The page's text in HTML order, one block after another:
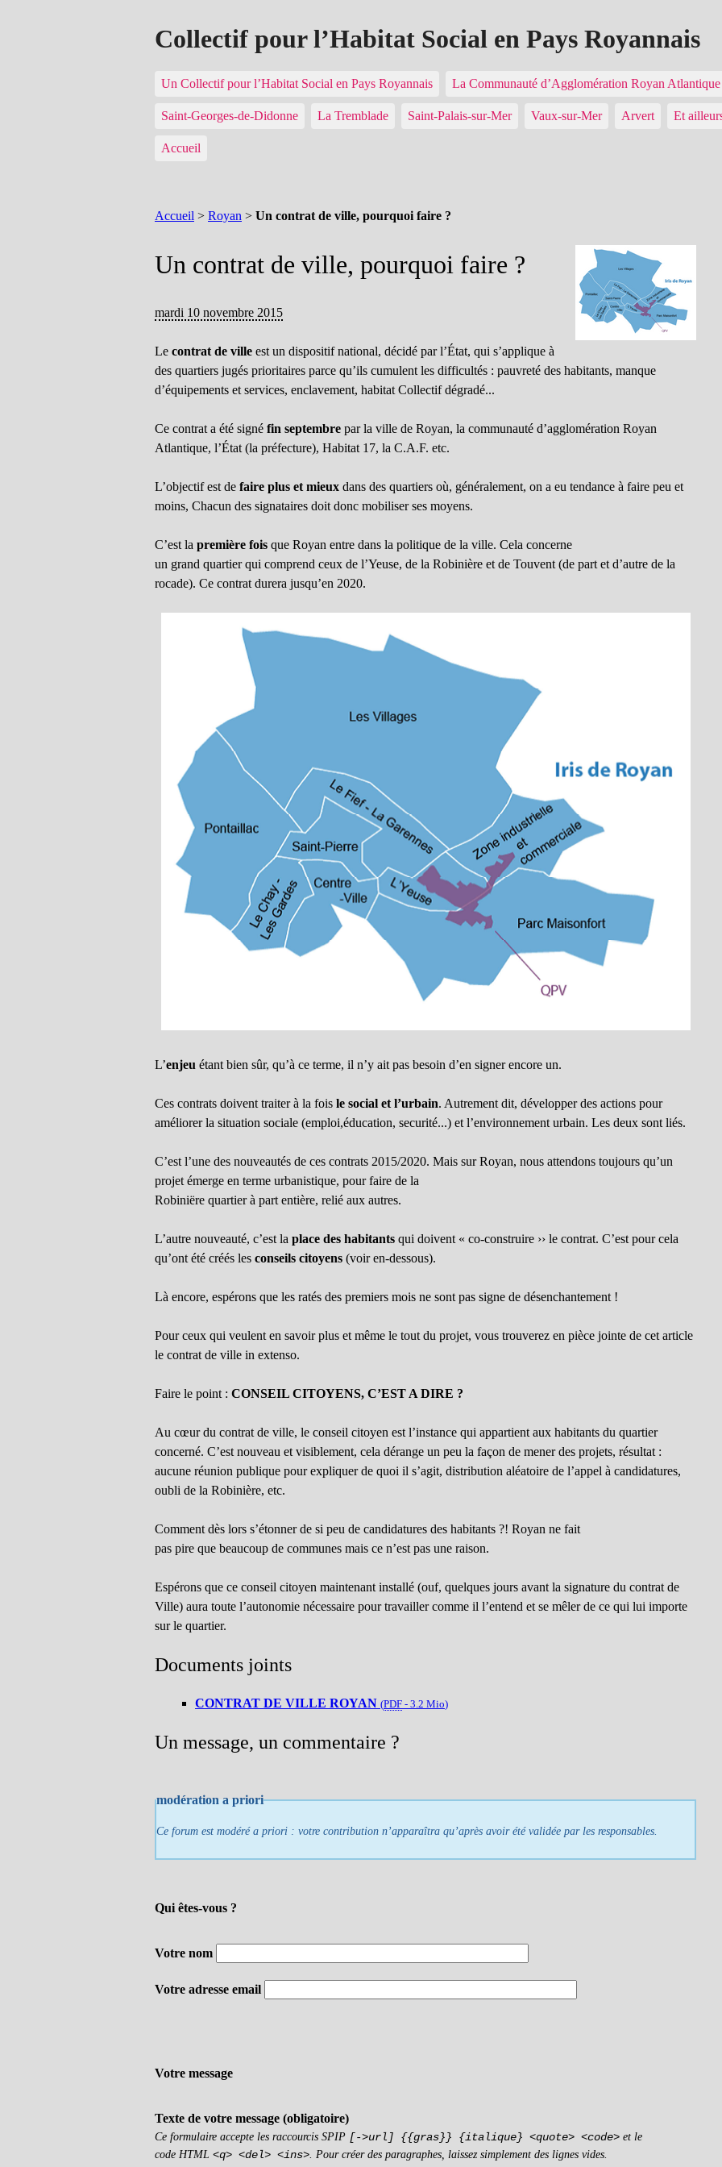
Collectif pour l’Habitat Social en Pays Royannais
Un Collectif pour l’Habitat Social en Pays Royannais La Communauté d’Agglomération Royan
Saint-Georges-de-Didonne La Tremblade Saint-Palais-sur-Mer Vaux-sur-Mer Arvert Et
Accueil
Accueil > Royan > Un contrat de ville, pourquoi faire ?
Un contrat de ville, pourquoi faire ?
mardi 10 novembre 2015
Le contrat de ville est un dispositif national, décidé par l’État, qui s’applique à
des quartiers jugés prioritaires parce qu’ils cumulent les difficultés : pauvreté des habitants, manque
d’équipements et services, enclavement, habitat Collectif dégradé...
Ce contrat a été signé fin septembre par la ville de Royan, la communauté d’agglomération Royan
Atlantique, l’État (la préfecture), Habitat 17, la C.A.F. etc.
L’objectif est de faire plus et mieux dans des quartiers où, généralement, on a eu tendance à faire peu et
moins, Chacun des signataires doit donc mobiliser ses moyens.
C’est la première fois que Royan entre dans la politique de la ville. Cela concerne
un grand quartier qui comprend ceux de l’Yeuse, de la Robinière et de Touvent (de part et d’autre de la
rocade). Ce contrat durera jusqu’en 2020.
L’enjeu étant bien sûr, qu’à ce terme, il n’y ait pas besoin d’en signer encore un.
Ces contrats doivent traiter à la fois le social et l’urbain. Autrement dit, développer des actions pour
améliorer la situation sociale (emploi,éducation, securité...) et l’environnement urbain. Les deux sont liés.
C’est l’une des nouveautés de ces contrats 2015/2020. Mais sur Royan, nous attendons toujours qu’un
projet émerge en terme urbanistique, pour faire de la
Robiniëre quartier à part entière, relié aux autres.
L’autre nouveauté, c’est la place des habitants qui doivent « co-construire ›› le contrat. C’est pour cela
qu’ont été créés les conseils citoyens (voir en-dessous).
Là encore, espérons que les ratés des premiers mois ne sont pas signe de désenchantement !
Pour ceux qui veulent en savoir plus et même le tout du projet, vous trouverez en pièce jointe de cet article
le contrat de ville in extenso.
Faire le point : CONSEIL CITOYENS, C’EST A DIRE ?
Au cœur du contrat de ville, le conseil citoyen est l’instance qui appartient aux habitants du quartier
concerné. C’est nouveau et visiblement, cela dérange un peu la façon de mener des projets, résultat :
aucune réunion publique pour expliquer de quoi il s’agit, distribution aléatoire de l’appel à candidatures,
oubli de la Robinière, etc.
Comment dès lors s’étonner de si peu de candidatures des habitants ?! Royan ne fait
pas pire que beaucoup de communes mais ce n’est pas une raison.
Espérons que ce conseil citoyen maintenant installé (ouf, quelques jours avant la signature du contrat de
Ville) aura toute l’autonomie nécessaire pour travailler comme il l’entend et se mêler de ce qui lui importe
sur le quartier.
Documents joints
CONTRAT DE VILLE ROYAN (PDF - 3.2 Mio)
Un message, un commentaire ?
modération a priori
Ce forum est modéré a priori : votre contribution n’apparaîtra qu’après avoir été validée par les responsables.
Qui êtes-vous ?
Votre nom
Votre adresse email
Votre message
Texte de votre message (obligatoire)
Ce formulaire accepte les raccourcis SPIP [->url] {{gras}} {italique} <quote> <code> et le
code HTML <q> <del> <ins> . Pour créer des paragraphes, laissez simplement des lignes vides.